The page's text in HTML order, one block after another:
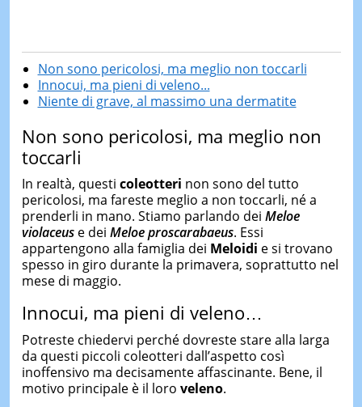
Non sono pericolosi, ma meglio non toccarli
Innocui, ma pieni di veleno...
Niente di grave, al massimo una dermatite
Non sono pericolosi, ma meglio non
toccarli
In realtà, questi coleotteri non sono del tutto
pericolosi, ma fareste meglio a non toccarli, né a
prenderli in mano. Stiamo parlando dei Meloe
violaceuse dei Meloe proscarabaeus. Essi
appartengono alla famiglia dei Meloidi e si trovano
spesso in giro durante la primavera, soprattutto nel
mese di maggio.
Innocui, ma pieni di veleno…
Potreste chiedervi perché dovreste stare alla larga
da questi piccoli coleotteri dall’aspetto così
inoffensivo ma decisamente affascinante. Bene, il
motivo principale è il loro veleno.